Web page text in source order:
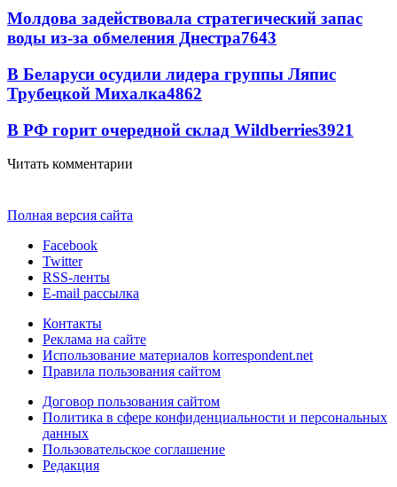
Молдова задействовала стратегический запас
воды из-за обмеления Днестра7643
В Беларуси осудили лидера группы Ляпис
Трубецкой Михалка4862
В РФ горит очередной склад Wildberries3921
Читать комментарии
Полная версия сайта
Facebook
Twitter
RSS-ленты
E-mail рассылка
Контакты
Реклама на сайте
Использование материалов korrespondent.net
Правила пользования сайтом
Договор пользования сайтом
Политика в сфере конфиденциальности и персональных
данных
Пользовательское соглашение
Редакция